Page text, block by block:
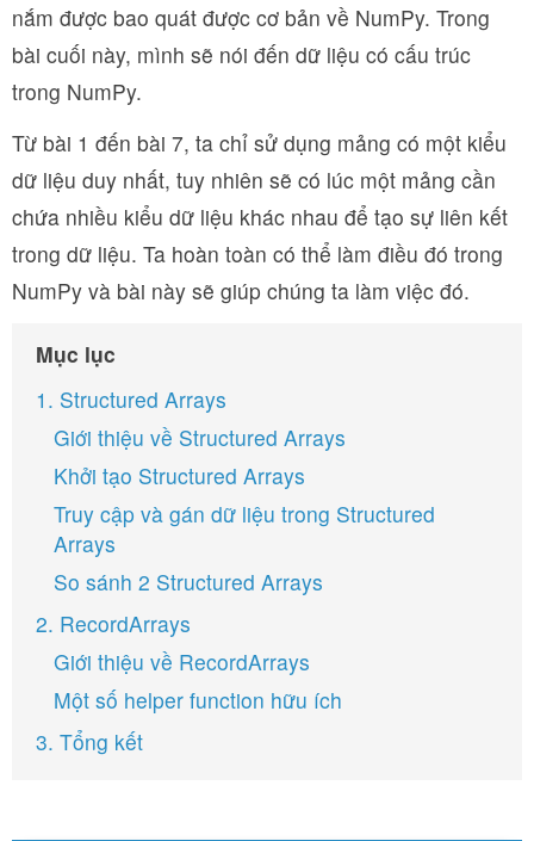
nắm được bao quát được cơ bản về NumPy. Trong
bài cuối này, mình sẽ nói đến dữ liệu có cấu trúc
trong NumPy.
Từ bài 1 đến bài 7, ta chỉ sử dụng mảng có một kiểu
dữ liệu duy nhất, tuy nhiên sẽ có lúc một mảng cần
chứa nhiều kiểu dữ liệu khác nhau để tạo sự liên kết
trong dữ liệu. Ta hoàn toàn có thể làm điều đó trong
NumPy và bài này sẽ giúp chúng ta làm việc đó.
Mục lục
1. Structured Arrays
Giới thiệu về Structured Arrays
Khởi tạo Structured Arrays
Truy cập và gán dữ liệu trong Structured
Arrays
So sánh 2 Structured Arrays
2. RecordArrays
Giới thiệu về RecordArrays
Một số helper function hữu ích
3. Tổng kết